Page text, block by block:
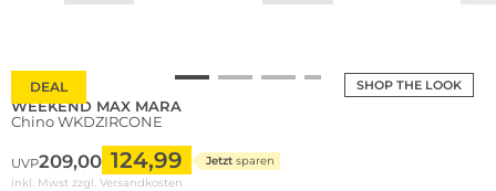
SHOP THE LOOK
DEAL
WEEKEND MAX MARA
Chino WKDZIRCONE
UVP209,00 124,99 Jetzt sparen
inkl. Mwst zzgl. Versandkosten